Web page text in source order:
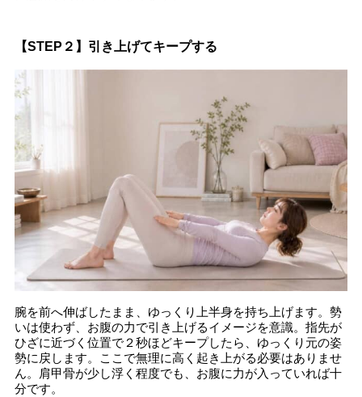
【STEP２】引き上げてキープする
腕を前へ伸ばしたまま、ゆっくり上半身を持ち上げます。勢
いは使わず、お腹の力で引き上げるイメージを意識。指先が
ひざに近づく位置で２秒ほどキープしたら、ゆっくり元の姿
勢に戻します。ここで無理に高く起き上がる必要はありませ
ん。肩甲骨が少し浮く程度でも、お腹に力が入っていれば十
分です。